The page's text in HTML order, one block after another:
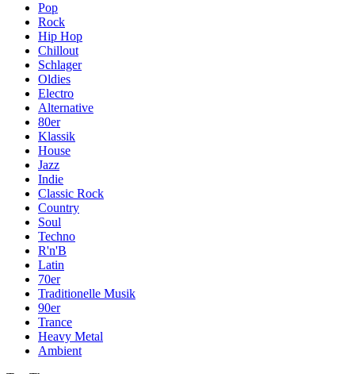
Pop
Rock
Hip Hop
Chillout
Schlager
Oldies
Electro
Alternative
80er
Klassik
House
Jazz
Indie
Classic Rock
Country
Soul
Techno
R'n'B
Latin
70er
Traditionelle Musik
90er
Trance
Heavy Metal
Ambient